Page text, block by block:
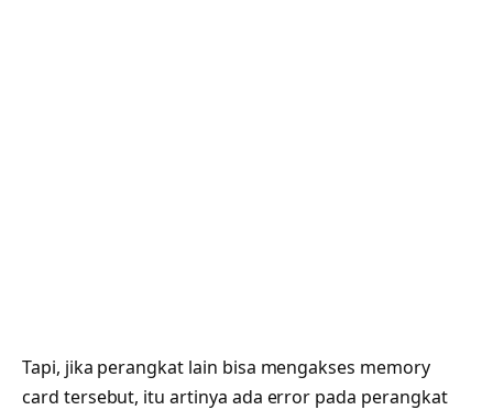
Tapi, jika perangkat lain bisa mengakses memory
card tersebut, itu artinya ada error pada perangkat